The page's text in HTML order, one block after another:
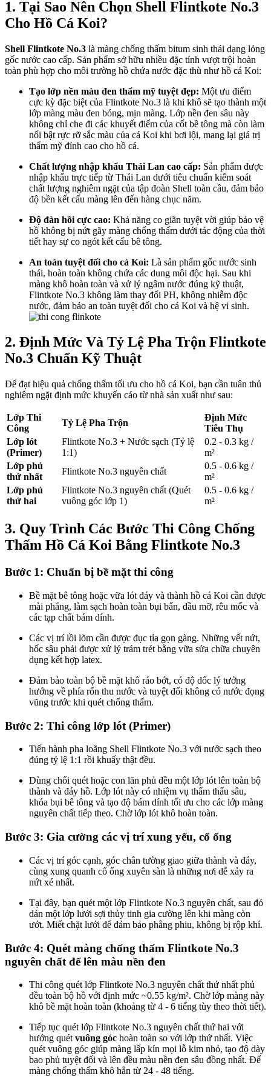
1. Tại Sao Nên Chọn Shell Flintkote No.3
Cho Hồ Cá Koi?
Shell Flintkote No.3 là màng chống thấm bitum sinh thái dạng lỏng
gốc nước cao cấp. Sản phẩm sở hữu nhiều đặc tính vượt trội hoàn
toàn phù hợp cho môi trường hồ chứa nước đặc thù như hồ cá Koi:
Tạo lớp nền màu đen thẩm mỹ tuyệt đẹp: Một ưu điểm
cực kỳ đặc biệt của Flintkote No.3 là khi khô sẽ tạo thành một
lớp màng màu đen bóng, mịn màng. Lớp nền đen sâu này
không chỉ che đi các khuyết điểm của cốt bê tông mà còn làm
nổi bật rực rỡ sắc màu của cá Koi khi bơi lội, mang lại giá trị
thẩm mỹ đỉnh cao cho hồ cá.
Chất lượng nhập khẩu Thái Lan cao cấp: Sản phẩm được
nhập khẩu trực tiếp từ Thái Lan dưới tiêu chuẩn kiểm soát
chất lượng nghiêm ngặt của tập đoàn Shell toàn cầu, đảm bảo
độ bền kết cấu màng lên đến hàng chục năm.
Độ đàn hồi cực cao: Khả năng co giãn tuyệt vời giúp bảo vệ
hồ không bị nứt gãy màng chống thấm dưới tác động của thời
tiết hay sự co ngót kết cấu bê tông.
An toàn tuyệt đối cho cá Koi: Là sản phẩm gốc nước sinh
thái, hoàn toàn không chứa các dung môi độc hại. Sau khi
màng khô hoàn toàn và xử lý ngâm nước đúng kỹ thuật,
Flintkote No.3 không làm thay đổi PH, không nhiễm độc
nước, đảm bảo an toàn tuyệt đối cho cá Koi và hệ vi sinh.
2. Định Mức Và Tỷ Lệ Pha Trộn Flintkote
No.3 Chuẩn Kỹ Thuật
Để đạt hiệu quả chống thấm tối ưu cho hồ cá Koi, bạn cần tuân thủ
nghiêm ngặt định mức khuyến cáo từ nhà sản xuất như sau:
Lớp Thi
Công
Tỷ Lệ Pha Trộn
Định Mức
Tiêu Thụ
Lớp lót
(Primer)
Flintkote No.3 + Nước sạch (Tỷ lệ
1:1)
0.2 - 0.3 kg /
m²
Lớp phủ
thứ nhất
Flintkote No.3 nguyên chất
0.5 - 0.6 kg /
m²
Lớp phủ
thứ hai
Flintkote No.3 nguyên chất (Quét
vuông góc lớp 1)
0.5 - 0.6 kg /
m²
3. Quy Trình Các Bước Thi Công Chống
Thấm Hồ Cá Koi Bằng Flintkote No.3
Bước 1: Chuẩn bị bề mặt thi công
Bề mặt bê tông hoặc vữa lót đáy và thành hồ cá Koi cần được
mài phẳng, làm sạch hoàn toàn bụi bẩn, dầu mỡ, rêu mốc và
các tạp chất bám dính.
Các vị trí lồi lõm cần được đục tỉa gọn gàng. Những vết nứt,
hốc sâu phải được xử lý trám trét bằng vữa sửa chữa chuyên
dụng kết hợp latex.
Đảm bảo toàn bộ bề mặt khô ráo bớt, có độ dốc lý tưởng
hướng về phía rốn thu nước và tuyệt đối không có nước đọng
vũng trước khi quét chống thấm.
Bước 2: Thi công lớp lót (Primer)
Tiến hành pha loãng Shell Flintkote No.3 với nước sạch theo
đúng tỷ lệ 1:1 rồi khuấy thật đều.
Dùng chổi quét hoặc con lăn phủ đều một lớp lót lên toàn bộ
thành và đáy hồ. Lớp lót này có nhiệm vụ thẩm thấu sâu,
khóa bụi bê tông và tạo độ bám dính tối ưu cho các lớp màng
nguyên chất tiếp theo. Chờ lớp lót khô hoàn toàn.
Bước 3: Gia cường các vị trí xung yếu, cổ ống
Các vị trí góc cạnh, góc chân tường giao giữa thành và đáy,
cùng xung quanh cổ ống xuyên sàn là những nơi dễ xảy ra
nứt xé nhất.
Tại đây, bạn quét một lớp Flintkote No.3 nguyên chất, sau đó
dán một lớp lưới sợi thủy tinh gia cường lên khi màng còn
ướt. Miết chặt lưới để đảm bảo phẳng phiu, không bị rộp khí.
Bước 4: Quét màng chống thấm Flintkote No.3
nguyên chất để lên màu nền đen
Thi công quét lớp Flintkote No.3 nguyên chất thứ nhất phủ
đều toàn bộ hồ với định mức ~0.55 kg/m². Chờ lớp màng này
khô bề mặt hoàn toàn (khoảng từ 4 - 6 tiếng tùy theo thời tiết).
Tiếp tục quét lớp Flintkote No.3 nguyên chất thứ hai với
hướng quét vuông góc hoàn toàn so với lớp thứ nhất. Việc
quét vuông góc giúp màng lấp kín mọi lỗ kim nhỏ, tạo độ dày
bao phủ tuyệt đối và lên đều màu nền đen sâu đồng nhất. Để
màng chống thấm khô hẳn từ 24 - 48 tiếng.